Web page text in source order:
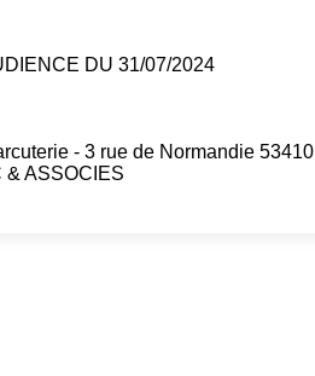
DU 31/07/2024
- 3 rue de Normandie 53410
& ASSOCIES